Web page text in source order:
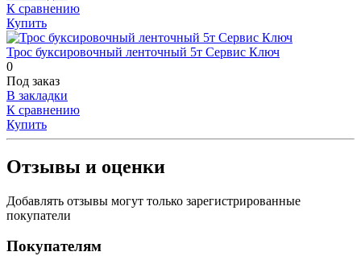
К сравнению
Купить
Трос буксировочный ленточный 5т Сервис Ключ
0
Под заказ
В закладки
К сравнению
Купить
Отзывы и оценки
Добавлять отзывы могут только зарегистрированные
покупатели
Покупателям